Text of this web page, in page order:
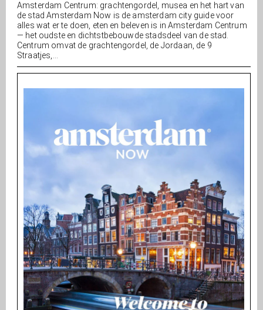
Amsterdam Centrum: grachtengordel, musea en het hart van
de stad Amsterdam Now is de amsterdam city guide voor
alles wat er te doen, eten en beleven is in Amsterdam Centrum
— het oudste en dichtstbebouwde stadsdeel van de stad.
Centrum omvat de grachtengordel, de Jordaan, de 9
Straatjes,...